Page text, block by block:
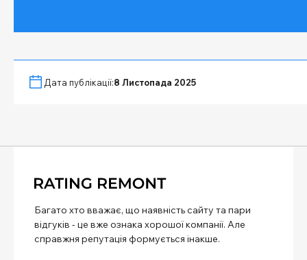
Дата публікації:8 Листопада 2025
Багато хто вважає, що наявність сайту та пари
відгуків - це вже ознака хорошої компанії. Але
справжня репутація формується інакше.